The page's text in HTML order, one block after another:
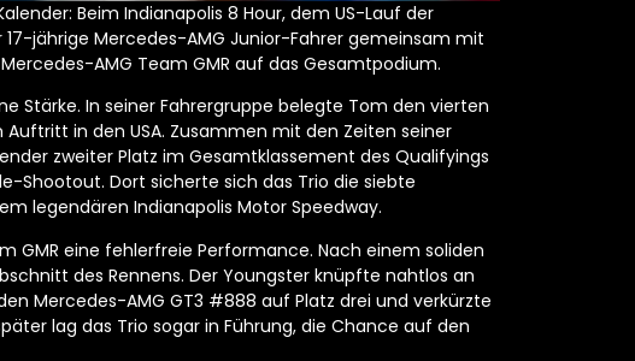
Beim Indianapolis 8 Hour, dem US-Lauf der
jährige Mercedes-AMG Junior-Fahrer gemeinsam mit
AMG Team GMR auf das Gesamtpodium.
Stärke. In seiner Fahrergruppe belegte Tom den vierten
in den USA. Zusammen mit den Zeiten seiner
zweiter Platz im Gesamtklassement des Qualifyings
Shootout. Dort sicherte sich das Trio die siebte
legendären Indianapolis Motor Speedway.
GMR eine fehlerfreie Performance. Nach einem soliden
des Rennens. Der Youngster knüpfte nahtlos an
Mercedes-AMG GT3 #888 auf Platz drei und verkürzte
lag das Trio sogar in Führung, die Chance auf den